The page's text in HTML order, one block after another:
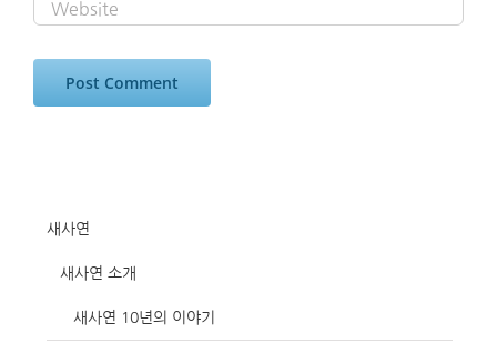
새사연
새사연 소개
새사연 10년의 이야기